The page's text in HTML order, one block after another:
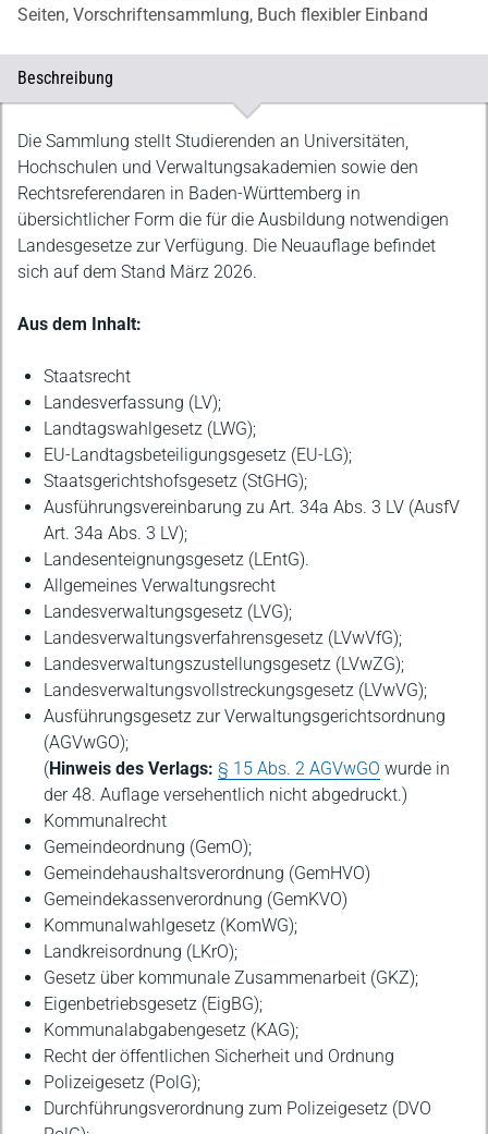
Seiten, Vorschriftensammlung, Buch flexibler Einband
Beschreibung
Beschreibung
Die Sammlung stellt Studierenden an Universitäten,
Hochschulen und Verwaltungsakademien sowie den
Rechtsreferendaren in Baden-Württemberg in
übersichtlicher Form die für die Ausbildung notwendigen
Landesgesetze zur Verfügung. Die Neuauflage befindet
sich auf dem Stand März 2026.
Aus dem Inhalt:
Staatsrecht
Landesverfassung (LV);
Landtagswahlgesetz (LWG);
EU-Landtagsbeteiligungsgesetz (EU-LG);
Staatsgerichtshofsgesetz (StGHG);
Ausführungsvereinbarung zu Art. 34a Abs. 3 LV (AusfV
Art. 34a Abs. 3 LV);
Landesenteignungsgesetz (LEntG).
Allgemeines Verwaltungsrecht
Landesverwaltungsgesetz (LVG);
Landesverwaltungsverfahrensgesetz (LVwVfG);
Landesverwaltungszustellungsgesetz (LVwZG);
Landesverwaltungsvollstreckungsgesetz (LVwVG);
Ausführungsgesetz zur Verwaltungsgerichtsordnung
(AGVwGO);
(Hinweis des Verlags: § 15 Abs. 2 AGVwGO wurde in
der 48. Auflage versehentlich nicht abgedruckt.)
Kommunalrecht
Gemeindeordnung (GemO);
Gemeindehaushaltsverordnung (GemHVO)
Gemeindekassenverordnung (GemKVO)
Kommunalwahlgesetz (KomWG);
Landkreisordnung (LKrO);
Gesetz über kommunale Zusammenarbeit (GKZ);
Eigenbetriebsgesetz (EigBG);
Kommunalabgabengesetz (KAG);
Recht der öffentlichen Sicherheit und Ordnung
Polizeigesetz (PolG);
Durchführungsverordnung zum Polizeigesetz (DVO